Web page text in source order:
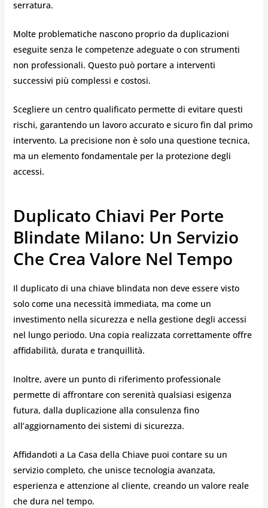
serratura.
Molte problematiche nascono proprio da duplicazioni
eseguite senza le competenze adeguate o con strumenti
non professionali. Questo può portare a interventi
successivi più complessi e costosi.
Scegliere un centro qualificato permette di evitare questi
rischi, garantendo un lavoro accurato e sicuro fin dal primo
intervento. La precisione non è solo una questione tecnica,
ma un elemento fondamentale per la protezione degli
accessi.
Duplicato Chiavi Per Porte
Blindate Milano: Un Servizio
Che Crea Valore Nel Tempo
Il duplicato di una chiave blindata non deve essere visto
solo come una necessità immediata, ma come un
investimento nella sicurezza e nella gestione degli accessi
nel lungo periodo. Una copia realizzata correttamente offre
affidabilità, durata e tranquillità.
Inoltre, avere un punto di riferimento professionale
permette di affrontare con serenità qualsiasi esigenza
futura, dalla duplicazione alla consulenza fino
all’aggiornamento dei sistemi di sicurezza.
Affidandoti a La Casa della Chiave puoi contare su un
servizio completo, che unisce tecnologia avanzata,
esperienza e attenzione al cliente, creando un valore reale
che dura nel tempo.